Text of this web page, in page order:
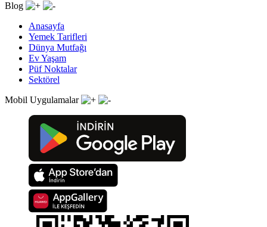
Blog
Anasayfa
Yemek Tarifleri
Dünya Mutfağı
Ev Yaşam
Püf Noktalar
Sektörel
Mobil Uygulamalar